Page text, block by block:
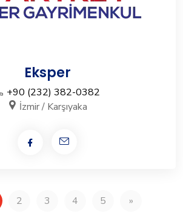
Eksper
+90 (232) 382-0382
İzmir / Karşıyaka
2 3 4 5 »